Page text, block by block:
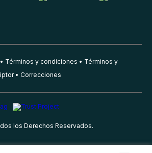
Términos y condiciones
Términos y
Correcciones
los Derechos Reservados.